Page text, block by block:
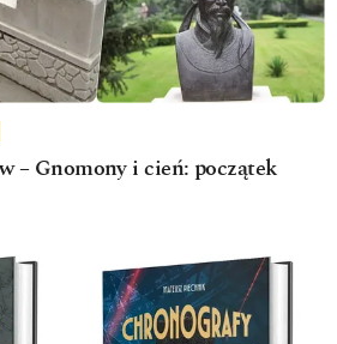
– Gnomony i cień: początek